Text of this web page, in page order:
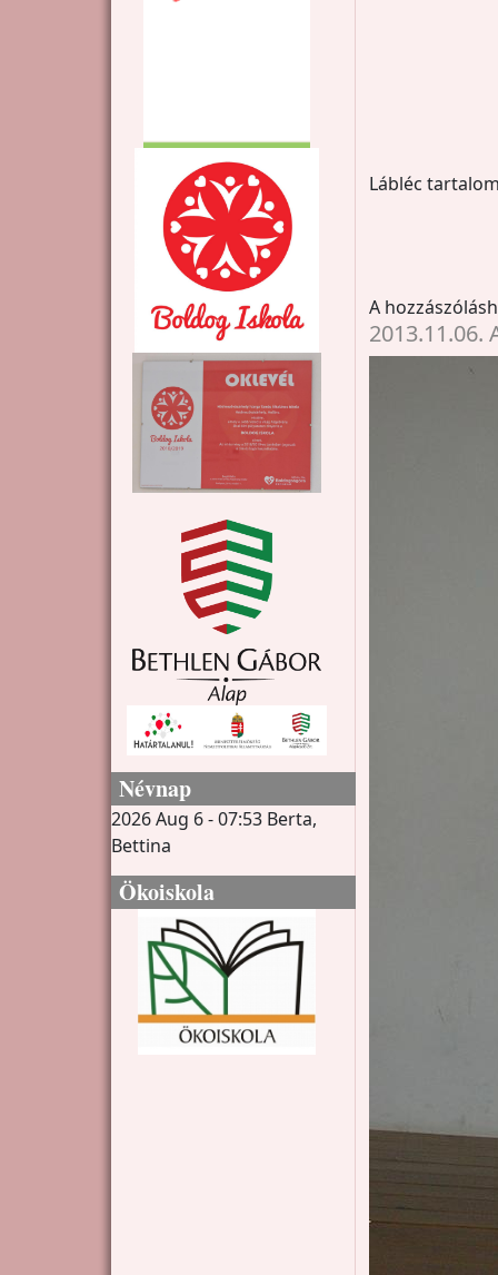
Névnap
2026 Aug 6 - 07:53 Berta,
Bettina
Ökoiskola
Lábléc
A
2013.11.06.